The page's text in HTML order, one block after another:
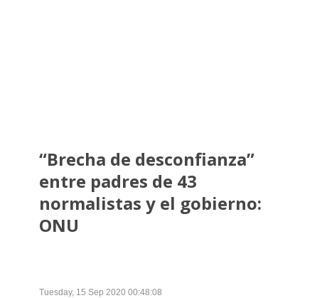
“Brecha de desconfianza”
entre padres de 43
normalistas y el gobierno:
ONU
Tuesday, 15 Sep 2020 00:48:08